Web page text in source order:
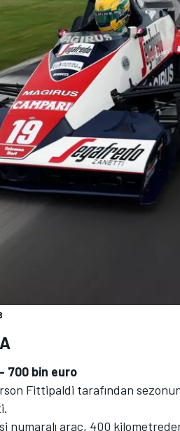
700 bin euro
Fittipaldi tarafından sezonun
numaralı araç, 400